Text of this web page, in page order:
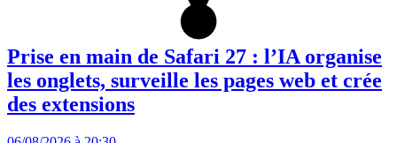
Prise en main de Safari 27 : l’IA organise
les onglets, surveille les pages web et crée
des extensions